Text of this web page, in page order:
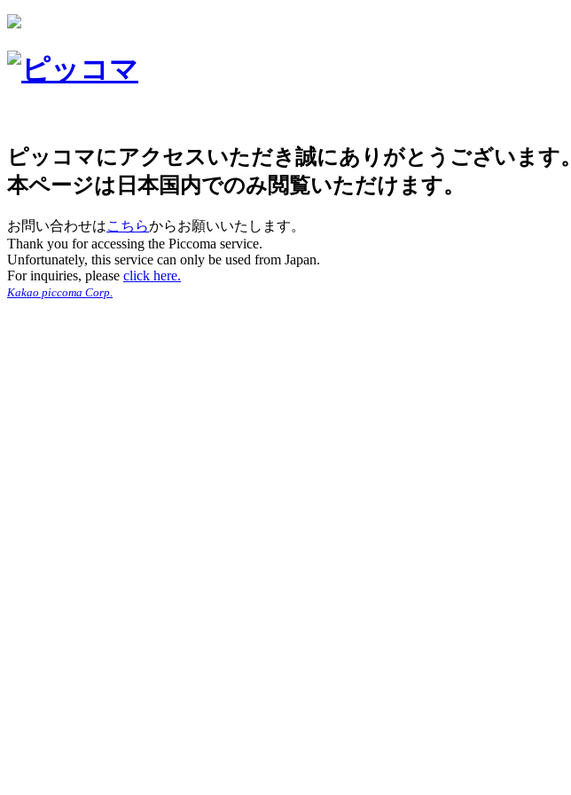
ピッコマにアクセスいただき誠にありがとうございます。
本ページは日本国内でのみ閲覧いただけます。
お問い合わせはこちらからお願いいたします。
Thank you for accessing the Piccoma service.
Unfortunately, this service can only be used from Japan.
For inquiries, please click here.
Kakao piccoma Corp.